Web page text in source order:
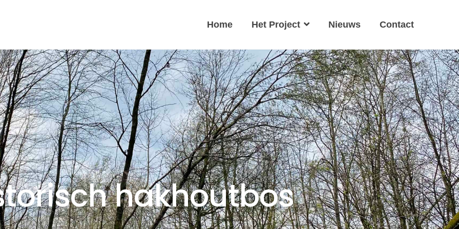
Home Het Project Nieuws Contact
hakhoutbos